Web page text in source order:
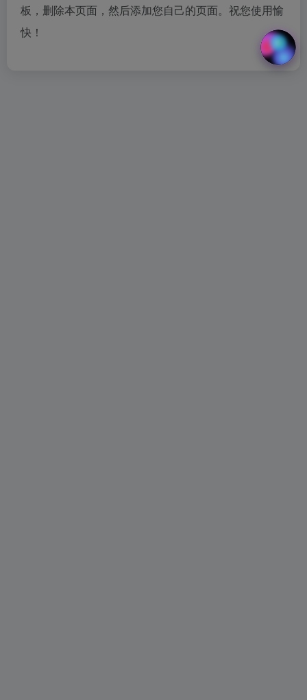
板 ，删除本页面，然后添加您自己的页面。祝您使用愉
快！